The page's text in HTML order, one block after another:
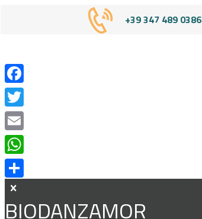
+39 347 489 0386
BIODANZAMOR
Facebook
Twitter
Email
WhatsApp
Condividi